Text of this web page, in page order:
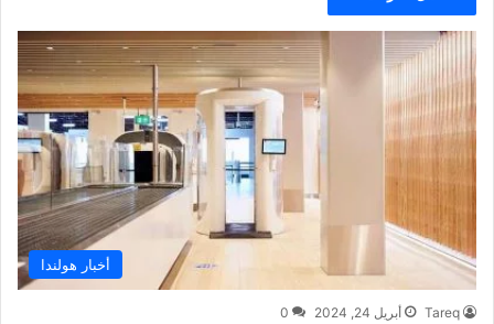
أخبار هولندا
Tareq أبريل 24, 2024 0